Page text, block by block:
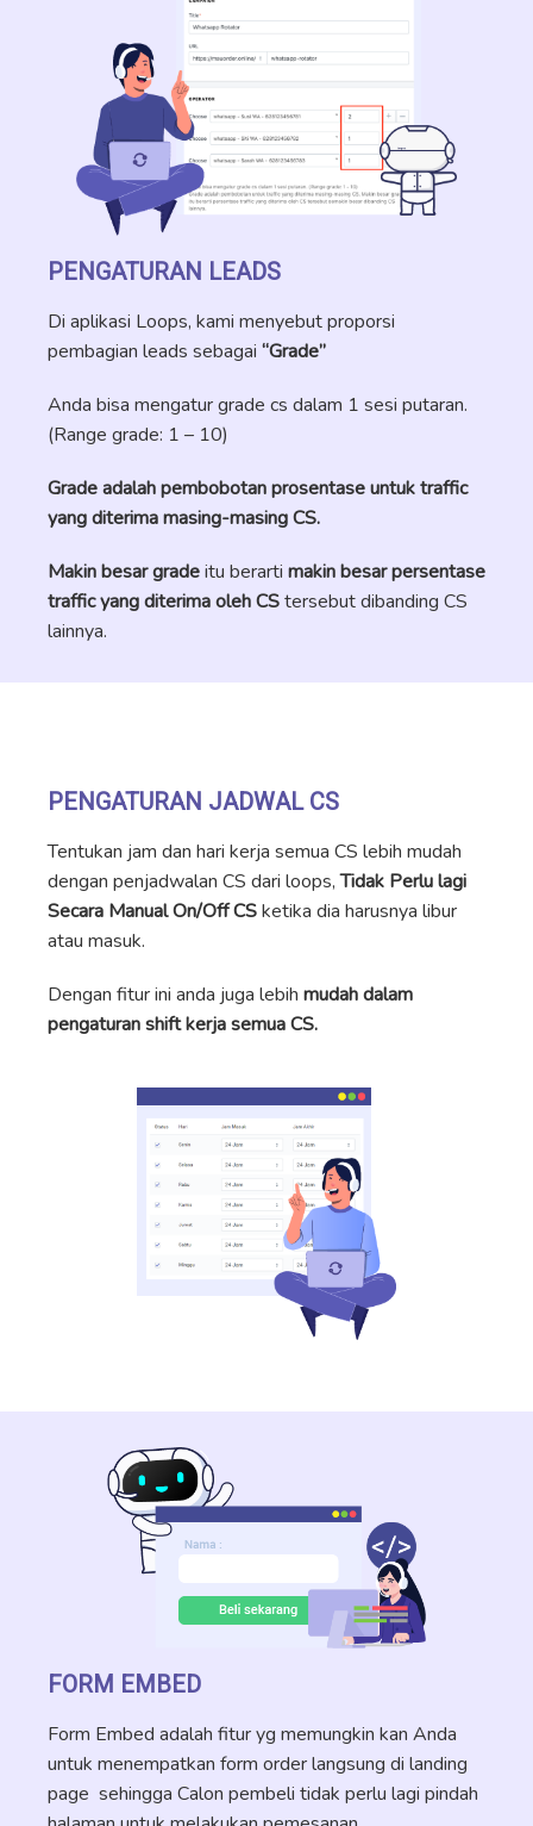
PENGATURAN LEADS
Di aplikasi Loops, kami menyebut proporsi
pembagian leads sebagai “Grade”
Anda bisa mengatur grade cs dalam 1 sesi putaran.
(Range grade: 1 – 10)
Grade adalah pembobotan prosentase untuk traffic
yang diterima masing-masing CS.
Makin besar gradeitu berarti makin besar persentase
traffic yang diterima oleh CStersebut dibanding CS
lainnya.
PENGATURAN JADWAL CS
Tentukan jam dan hari kerja semua CS lebih mudah
dengan penjadwalan CS dari loops,Tidak Perlu lagi
Secara Manual On/Off CSketika dia harusnya libur
atau masuk.
Dengan fitur ini anda juga lebih mudah dalam
pengaturan shift kerja semua CS.
FORM EMBED
Form Embed adalah fitur yg memungkin kan Anda
untuk menempatkan form order langsung di landing
page sehingga Calon pembeli tidak perlu lagi pindah